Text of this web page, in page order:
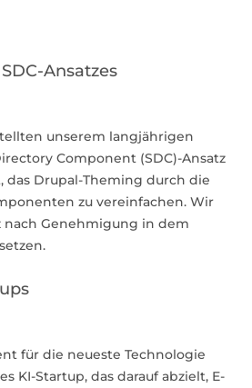
Ansatzes
unserem langjährigen
Component (SDC)-Ansatz
das Drupal-Theming durch die
zu vereinfachen. Wir
nach Genehmigung in dem
für die neueste Technologie
KI-Startup, das darauf abzielt, E-